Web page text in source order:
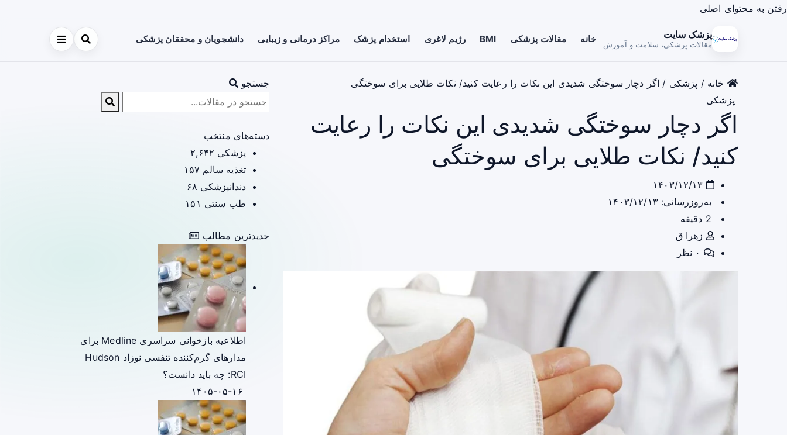
رفتن به محتوای اصلی
پزشک سایت
مقالات پزشکی، سلامت و آموزش خانه مقالات پزشکی BMI رژیم لاغری استخدام پزشک مراکز درمانی و زیبایی دانشجویان و محققان پزشکی
خانه / پزشکی / اگر دچار سوختگی شدیدی این نکات را رعایت کنید/ نکات طلایی برای سوختگی
پزشکی
اگر دچار سوختگی شدیدی این نکات را رعایت
کنید/ نکات طلایی برای سوختگی
به‌روزرسانی: ۱۴۰۳/۱۲/۱۳
زهرا ق
جستجو
دسته‌های منتخب
پزشکی ۲,۶۴۲
تغذیه سالم ۱۵۷
دندانپزشکی ۶۸
طب سنتی ۱۵۱
جدیدترین مطالب
اطلاعیه بازخوانی سراسری Medline برای
مدارهای گرم‌کننده تنفسی نوزاد Hudson
RCI: چه باید دانست؟